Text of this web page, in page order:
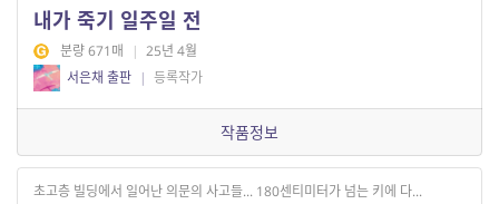
내가 죽기 일주일 전
분량 671매 | 25년 4월
서은채 출판 | 등록작가
작품정보
초고층 빌딩에서 일어난 의문의 사고들... 180센티미터가 넘는 키에 다...